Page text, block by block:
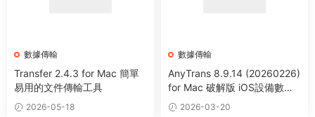
數據傳輸
Transfer 2.4.3 for Mac 簡單
易用的文件傳輸工具
2026-05-18
數據傳輸
AnyTrans 8.9.14 (20260226)
for Mac 破解版 iOS設備數據
傳輸工具
2026-03-20